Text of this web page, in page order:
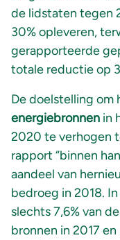
de lidstaten tegen
30% opleveren,
gerapporteerde
totale reductie op
De doelstelling om
energiebronnen in
2020 te verhogen
rapport “binnen
aandeel van
bedroeg in 2018.
slechts 7,6% van
bronnen in 2017